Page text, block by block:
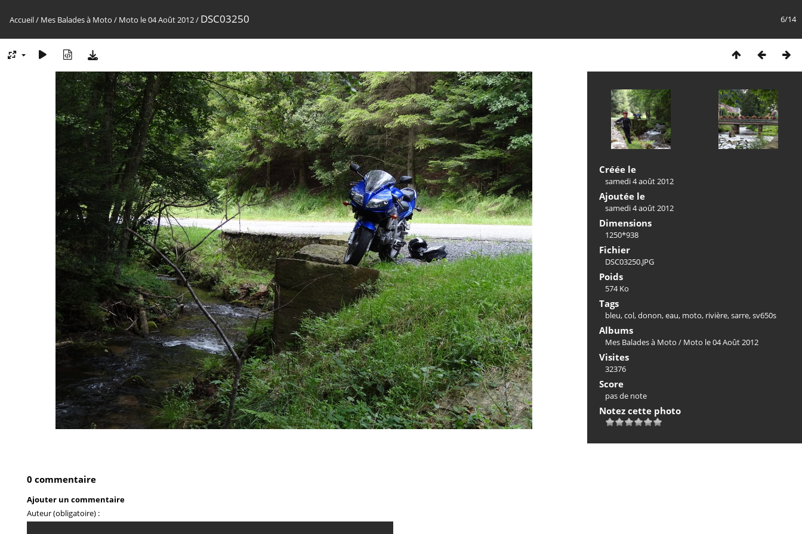
6/14
Accueil/ Mes Balades à Moto / Moto le 04 Août 2012/ DSC03250
Créée le
samedi 4 août 2012
Ajoutée le
samedi 4 août 2012
Dimensions
1250*938
Fichier
DSC03250.JPG
Poids
574 Ko
Tags
bleu,col,donon,eau, moto, rivière,sarre,sv650s
Albums
Mes Balades à Moto / Moto le 04 Août 2012
Visites
32376
Score
pas de note
Notez cette photo
0 commentaire
Ajouter un commentaire
Auteur (obligatoire) :